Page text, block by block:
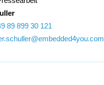
89 899 30 121